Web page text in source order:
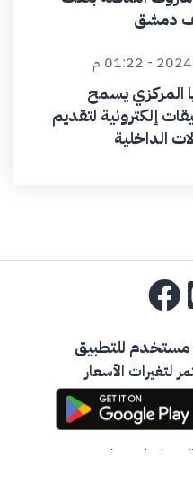
المركزي يسمح
إلكترونية لتقديم
الداخلية
مستخدم للتطبيق
لتغيرات الأسعار
تواصل معنا